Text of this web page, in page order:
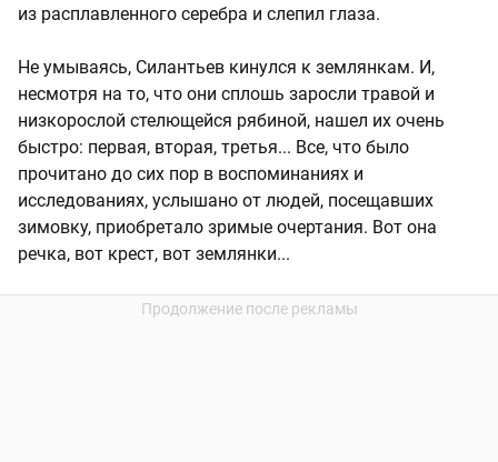
из расплавленного серебра и слепил глаза.
Не умываясь, Силантьев кинулся к землянкам. И,
несмотря на то, что они сплошь заросли травой и
низкорослой стелющейся рябиной, нашел их очень
быстро: первая, вторая, третья... Все, что было
прочитано до сих пор в воспоминаниях и
исследованиях, услышано от людей, посещавших
зимовку, приобретало зримые очертания. Вот она
речка, вот крест, вот землянки...